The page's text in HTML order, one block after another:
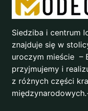
Siedziba i centrum
znajduje się w
uroczym mieście –
przyjmujemy i
z różnych części